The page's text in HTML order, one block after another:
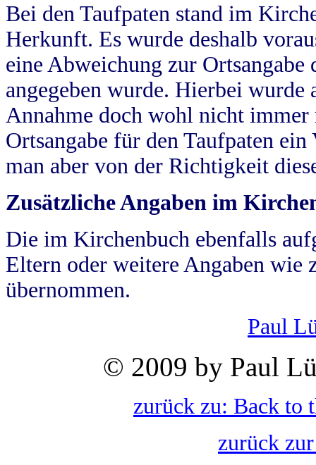
Bei den Taufpaten stand im
Herkunft. Es wurde deshalb
eine Abweichung zur
angegeben wurde. Hierbei wurde
Annahme doch wohl nicht
Ortsangabe für den Taufpaten
man aber von der Richtigkeit
Zusätzliche Angaben im
Die im Kirchenbuch ebenfalls
Eltern oder weitere Angaben wie
übernommen.
Paul
© 2009 by Paul
zurück zu: Back to
zurück